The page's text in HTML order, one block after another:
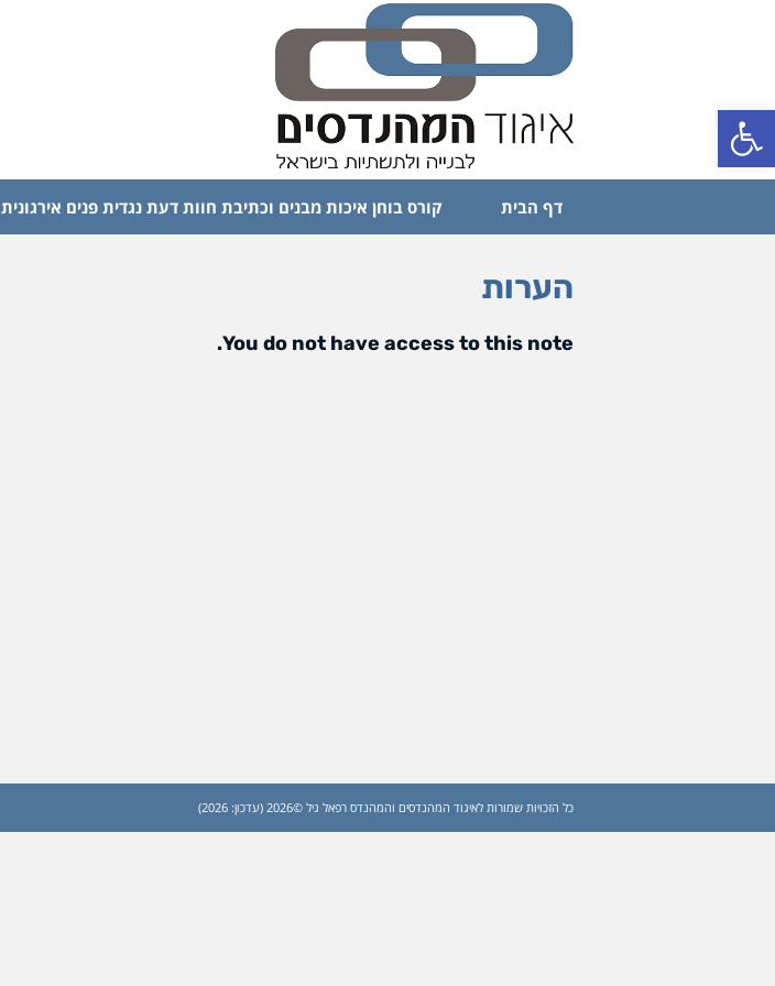
פתח סרגל נגישות
דף הבית קורס בוחן איכות מבנים וכתיבת חוות דעת נגדית פנים אירגונית
הערות
You do not have access to this note.
כל הזכויות שמורות לאיגוד המהנדסים והמהנדס רפאל גיל ©2026 (עדכון: 2026)